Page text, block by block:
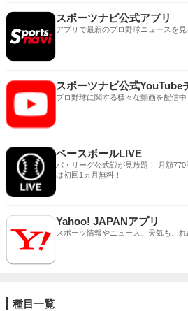
スポーツナビ公式アプリ
アプリで最新のプロ野球ニュースを見
スポーツナビ公式YouTube
プロ野球に関する様々な動画を配信中
ベースボールLIVE
パ・リーグ公式戦が見放題！ 月額
は初回1ヵ月無料！
Yahoo! JAPANアプリ
スポーツ情報やニュース、天気もこ
種目一覧